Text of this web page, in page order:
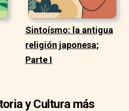
Sintoísmo: la antigua
religión japonesa;
Parte I
y Cultura más